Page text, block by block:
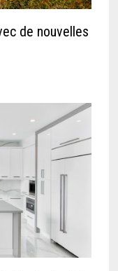
de nouvelles